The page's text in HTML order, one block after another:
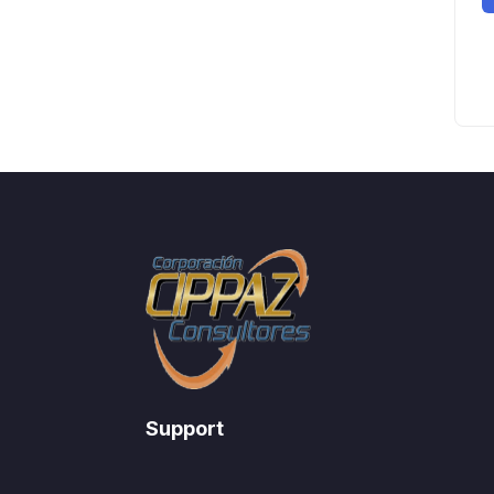
Support